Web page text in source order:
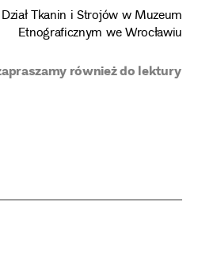
Tkanin i Strojów w Muzeum
Etnograficznym we Wrocławiu
również do lektury